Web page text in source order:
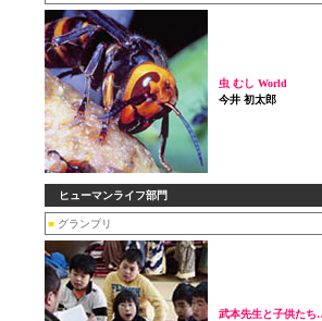
虫 むし World
今井 初太郎
ヒューマンライフ部門
■ グランプリ
武本先生と子供た